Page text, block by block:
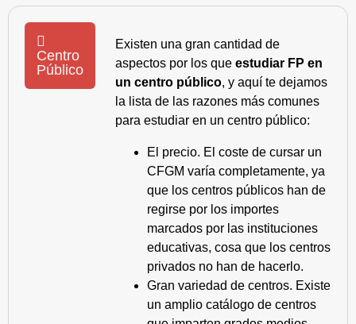
Centro
Público
Existen una gran cantidad de
aspectos por los que estudiar FP en
un centro público, y aquí te dejamos
la lista de las razones más comunes
para estudiar en un centro público:
El precio. El coste de cursar un
CFGM varía completamente, ya
que los centros públicos han de
regirse por los importes
marcados por las instituciones
educativas, cosa que los centros
privados no han de hacerlo.
Gran variedad de centros. Existe
un amplio catálogo de centros